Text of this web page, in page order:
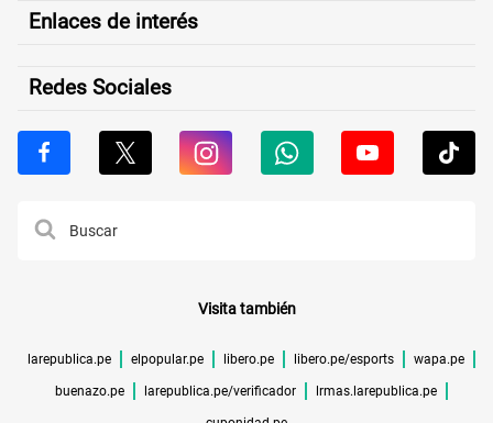
Enlaces de interés
Redes Sociales
Visita también
larepublica.pe elpopular.pe libero.pe libero.pe/esports wapa.pe
buenazo.pe larepublica.pe/verificador lrmas.larepublica.pe